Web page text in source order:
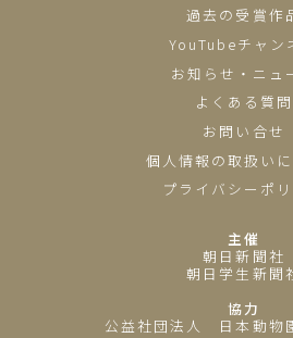
過去の受賞作
YouTubeチャン
お知らせ・ニュ
よくある質問
お問い合せ
個人情報の取扱い
プライバシーポ
主催
朝日新聞社
朝日学生新聞
協力
公益社団法人 日本動物